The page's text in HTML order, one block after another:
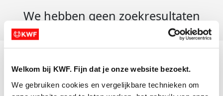
Welkom bij KWF. Fijn dat je onze website bezoekt.
We gebruiken cookies en vergelijkbare technieken om
We hebben geen zoekresultaten
Actiematerialen
Evenementen